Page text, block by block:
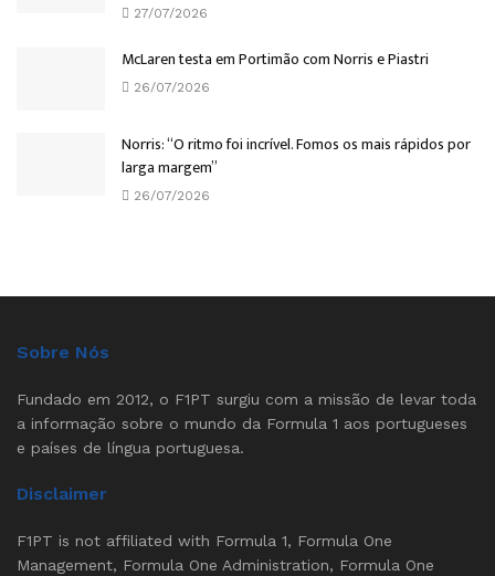
27/07/2026
McLaren testa em Portimão com Norris e Piastri
26/07/2026
Norris: “O ritmo foi incrível. Fomos os mais rápidos por
larga margem”
26/07/2026
Sobre Nós
Fundado em 2012, o F1PT surgiu com a missão de levar toda
a informação sobre o mundo da Formula 1 aos portugueses
e países de língua portuguesa.
Disclaimer
F1PT is not affiliated with Formula 1, Formula One
Management, Formula One Administration, Formula One